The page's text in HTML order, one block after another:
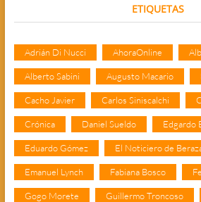
ETIQUETAS
Adrián Di Nucci AhoraOnline
Alberto Sabini Augusto Macario
Cacho Javier Carlos Siniscalchi
Crónica Daniel Sueldo Edgardo
Eduardo Gómez El Noticiero de
Emanuel Lynch Fabiana Bosco
Gogo Morete Guillermo Troncoso